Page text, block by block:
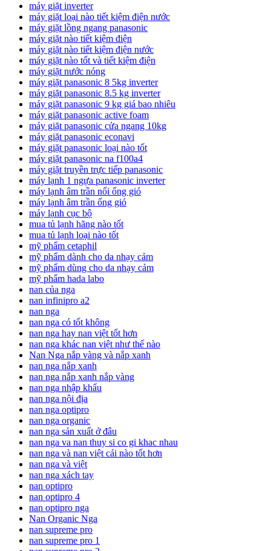
máy giặt inverter
máy giặt loại nào tiết kiệm điện nước
máy giặt lồng ngang panasonic
máy giặt nào tiết kiệm điện
máy giặt nào tiết kiệm điện nước
máy giặt nào tốt và tiết kiệm điện
máy giặt nước nóng
máy giặt panasonic 8 5kg inverter
máy giặt panasonic 8.5 kg inverter
máy giặt panasonic 9 kg giá bao nhiêu
máy giặt panasonic active foam
máy giặt panasonic cửa ngang 10kg
máy giặt panasonic econavi
máy giặt panasonic loại nào tốt
máy giặt panasonic na f100a4
máy giặt truyền trực tiếp panasonic
máy lạnh 1 ngựa panasonic inverter
máy lạnh âm trần nối ống gió
máy lạnh âm trần ống gió
máy lạnh cục bộ
mua tủ lạnh hãng nào tốt
mua tủ lạnh loại nào tốt
mỹ phẩm cetaphil
mỹ phẩm dành cho da nhạy cảm
mỹ phẩm dùng cho da nhạy cảm
mỹ phẩm hada labo
nan của nga
nan infinipro a2
nan nga
nan nga có tốt không
nan nga hay nan việt tốt hơn
nan nga khác nan việt như thế nào
Nan Nga nắp vàng và nắp xanh
nan nga nắp xanh
nan nga nắp xanh nắp vàng
nan nga nhập khẩu
nan nga nội địa
nan nga optipro
nan nga organic
nan nga sản xuất ở đâu
nan nga va nan thuy si co gi khac nhau
nan nga và nan việt cái nào tốt hơn
nan nga và việt
nan nga xách tay
nan optipro
nan optipro 4
nan optipro nga
Nan Organic Nga
nan supreme pro
nan supreme pro 1